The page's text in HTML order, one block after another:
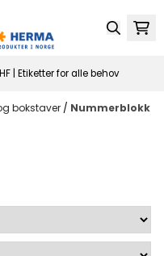
| Etiketter for alle behov
bokstaver / Nummerblokk